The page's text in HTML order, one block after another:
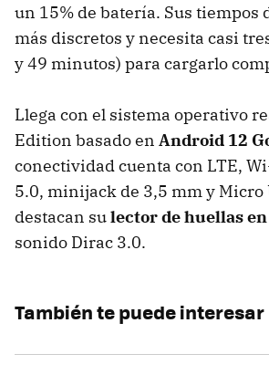
un 15% de batería. Sus tiempos
más discretos y necesita casi
y 49 minutos) para cargarlo
Llega con el sistema operativo
Edition basado en Android 12
conectividad cuenta con LTE,
5.0, minijack de 3,5 mm y Micro
destacan sulector de huellas
sonido Dirac 3.0.
También te puede interesar